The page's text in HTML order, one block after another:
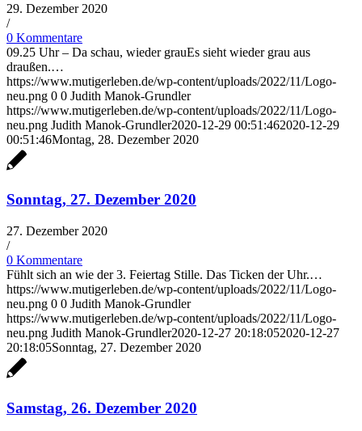
29. Dezember 2020
/
0 Kommentare
09.25 Uhr – Da schau, wieder grauEs sieht wieder grau aus
draußen.…
https://www.mutigerleben.de/wp-content/uploads/2022/11/Logo-
neu.png 0 0 Judith Manok-Grundler
https://www.mutigerleben.de/wp-content/uploads/2022/11/Logo-
neu.png Judith Manok-Grundler2020-12-29 00:51:462020-12-29
00:51:46Montag, 28. Dezember 2020
Sonntag, 27. Dezember 2020
27. Dezember 2020
/
0 Kommentare
Fühlt sich an wie der 3. Feiertag Stille. Das Ticken der Uhr.…
https://www.mutigerleben.de/wp-content/uploads/2022/11/Logo-
neu.png 0 0 Judith Manok-Grundler
https://www.mutigerleben.de/wp-content/uploads/2022/11/Logo-
neu.png Judith Manok-Grundler2020-12-27 20:18:052020-12-27
20:18:05Sonntag, 27. Dezember 2020
Samstag, 26. Dezember 2020